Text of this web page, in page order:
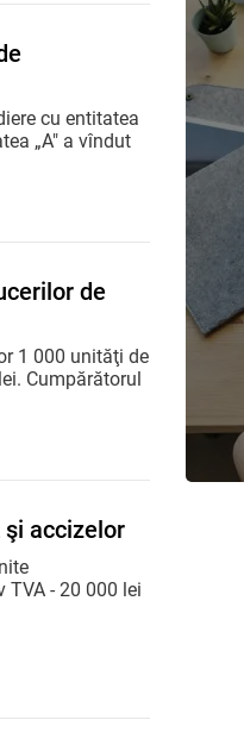
cu entitatea
„A" a vîndut
de
1 000 unităţi de
Cumpărătorul
şi accizelor
- 20 000 lei